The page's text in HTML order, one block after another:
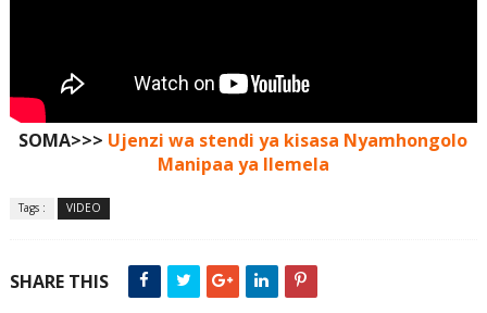
SOMA>>> Ujenzi wa stendi ya kisasa Nyamhongolo
Manipaa ya Ilemela
Tags : VIDEO
SHARE THIS